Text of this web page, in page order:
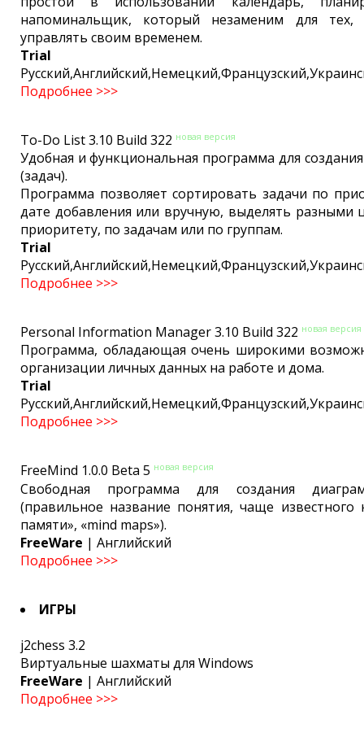
напоминальщик, который незаменим для тех,
управлять своим временем.
Trial
Подробнее >>>
To-Do List 3.10 Build 322 новая версия
Удобная и функциональная программа для создания
(задач).
Программа позволяет сортировать задачи по
дате добавления или вручную, выделять разными
приоритету, по задачам или по группам.
Trial
Подробнее >>>
Personal Information Manager 3.10 Build 322 новая версия
Программа, обладающая очень широкими
организации личных данных на работе и дома.
Trial
Подробнее >>>
FreeMind 1.0.0 Beta 5 новая версия
Cвободная программа для создания
(правильное название понятия, чаще известного
памяти», «mind maps»).
FreeWare | Английский
Подробнее >>>
ИГРЫ
j2chess 3.2
Виртуальные шахматы для Windows
FreeWare | Английский
Подробнее >>>